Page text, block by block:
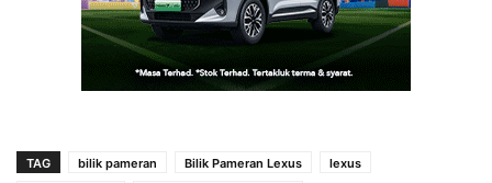
TAG bilik pameran Bilik Pameran Lexus
lexus